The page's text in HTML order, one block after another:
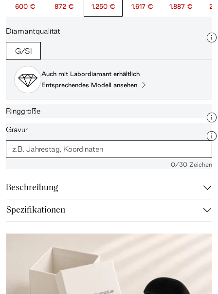
600 € 872 €
1.250 €
1.617 €
1.887 €
Diamantqualität
G/SI
Auch mit Labordiamant erhältlich
Entsprechendes Modell ansehen
Ringgröße
Gravur
0/30 Zeichen
Beschreibung
Spezifikationen